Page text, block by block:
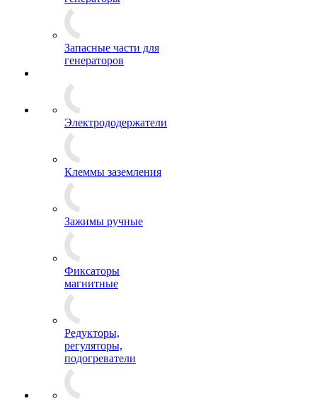
Запасные части для
генераторов
Электрододержатели
Клеммы заземления
Зажимы ручные
Фиксаторы
магнитные
Редукторы,
регуляторы,
подогреватели